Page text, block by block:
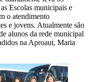
Escolas municipais e
o atendimento
e jovens. Atualmente são
alunos da rede municipal
na Aproaut, Maria